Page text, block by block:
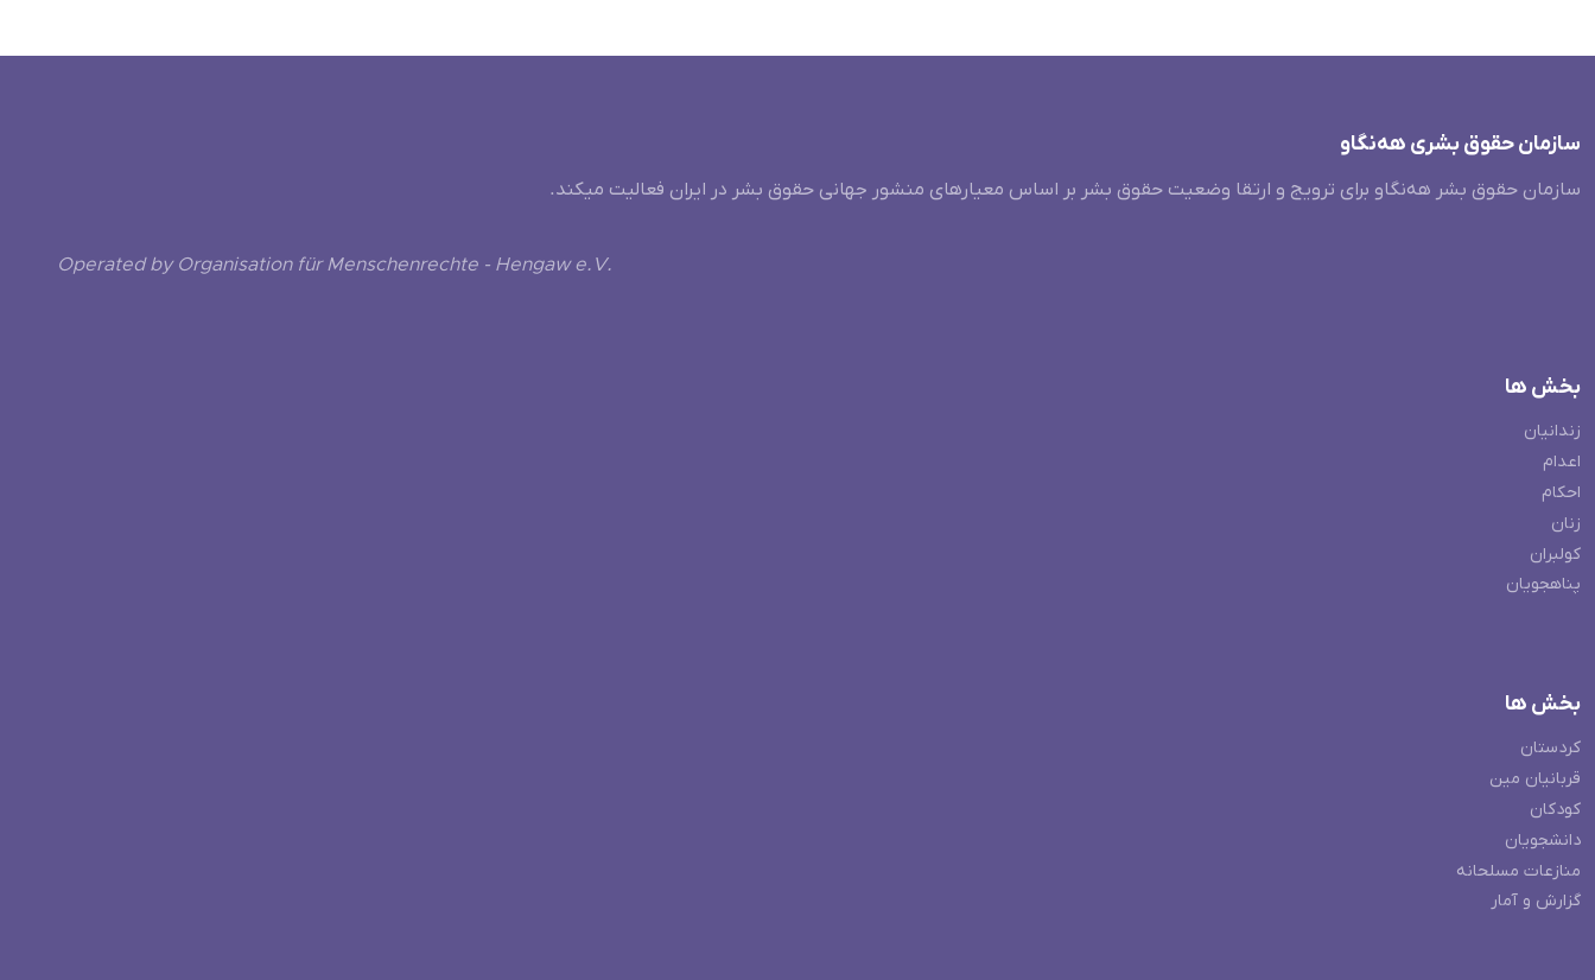
سازمان حقوق بشری هەنگاو
سازمان حقوق بشر هه‌نگاو برای ترویج و ارتقا وضعیت حقوق بشر بر اساس معیارهای منشور جهانی حقوق بشر در ایران فعالیت میکند.
Operated by Organisation für Menschenrechte - Hengaw e.V.
بخش ها
زندانیان
اعدام
احکام
زنان
کولبران
پناهجویان
بخش ها
کردستان
قربانیان مین
کودکان
دانشجویان
منازعات مسلحانه
گزارش و آمار